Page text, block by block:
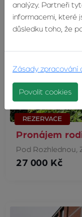
REZERVACE
Pronájem
Pod Rozhlednou,
27 000 Kč
analýzy. Partneři
informacemi, které
důsledku toho, že
Zásady zpracování
Povolit cookies